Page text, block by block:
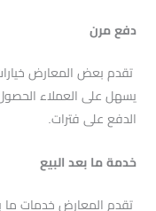
دفع مرن
تقدم بعض المعارض
يسهل على العملاء
الدفع على فترات.
خدمة ما بعد البيع
تقدم المعارض خدمات ما